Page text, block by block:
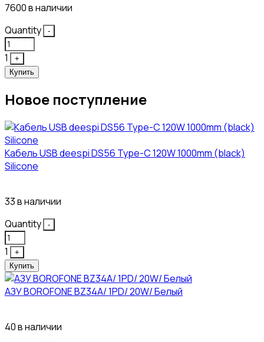
7600 в наличии
Quantity
-
1
+
Купить
Новое поступление
Кабель USB deespi DS56 Type-C 120W 1000mm (black)
Silicone
33 в наличии
Quantity
-
1
+
Купить
АЗУ BOROFONE BZ34A/ 1PD/ 20W/ Белый
40 в наличии